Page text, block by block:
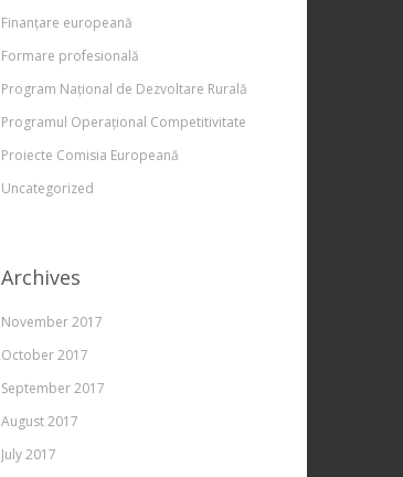
Finanțare europeană
Formare profesională
Program Național de Dezvoltare Rurală
Programul Operațional Competitivitate
Proiecte Comisia Europeană
Uncategorized
Archives
November 2017
October 2017
September 2017
August 2017
July 2017